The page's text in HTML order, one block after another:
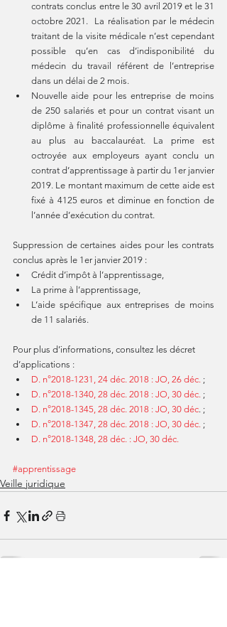
contrats conclus entre le 30 avril 2019 et le 31
octobre 2021.  La réalisation par le médecin
traitant de la visite médicale n’est cependant
possible qu’en cas d’indisponibilité du
médecin du travail référent de l’entreprise
dans un délai de 2 mois.
Nouvelle aide pour les entreprise de moins
de 250 salariés et pour un contrat visant un
diplôme à finalité professionnelle équivalent
au plus au baccalauréat. La prime est
octroyée aux employeurs ayant conclu un
contrat d’apprentissage à partir du 1er janvier
2019. Le montant maximum de cette aide est
fixé à 4125 euros et diminue en fonction de
l’année d’exécution du contrat.
Suppression de certaines aides pour les contrats
conclus après le 1er janvier 2019 :
Crédit d’impôt à l’apprentissage,
La prime à l’apprentissage,
L’aide spécifique aux entreprises de moins
de 11 salariés.
Pour plus d’informations, consultez les décret
d’applications :
D. n°2018-1231, 24 déc. 2018 : JO, 26 déc. ;
D. n°2018-1340, 28 déc. 2018 : JO, 30 déc. ;
D. n°2018-1345, 28 déc. 2018 : JO, 30 déc. ;
D. n°2018-1347, 28 déc. 2018 : JO, 30 déc. ;
D. n°2018-1348, 28 déc. : JO, 30 déc.
#apprentissage
Veille juridique